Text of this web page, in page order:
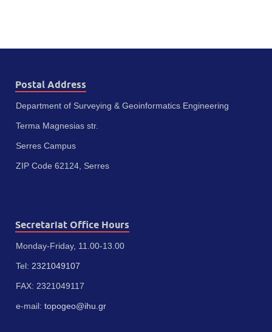
Postal Address
Department of Surveying & Geoinformatics Engineering
Terma Magnesias str.
Serres Campus
ZIP Code 62124, Serres
Secretariat Office Hours
Monday-Friday, 11.00-13.00
Tel: 2321049107
FAX: 2321049117
e-mail: topogeo@ihu.gr